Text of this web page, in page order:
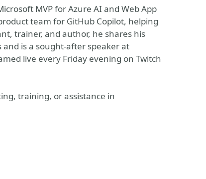
MVP for Azure AI and Web App
team for GitHub Copilot, helping
trainer, and author, he shares his
is a sought-after speaker at
live every Friday evening on Twitch
training, or assistance in